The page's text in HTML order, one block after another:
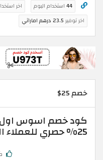
44 استخدام اليوم اخر
اخر توفير 23.5 درهم اماراتي
خصم 25$
كود خصم اسوس
25% حصري للعملاء الجدد